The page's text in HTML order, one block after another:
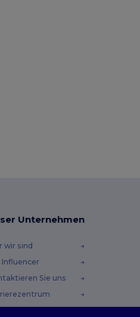
Unternehmen
wir sind
Influencer
Sie uns